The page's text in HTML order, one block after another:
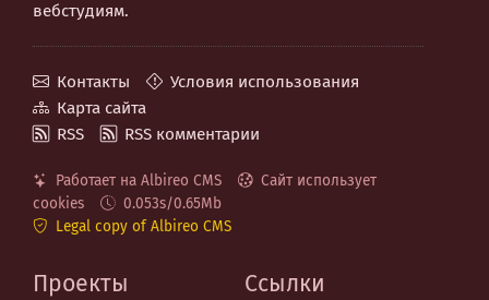
вебстудиям.
Контакты
Условия использования
Карта сайта
RSS
RSS комментарии
Работает на Albireo CMS
Сайт использует
cookies
0.053s/0.65Mb
Legal copy of Albireo CMS
Проекты Ссылки